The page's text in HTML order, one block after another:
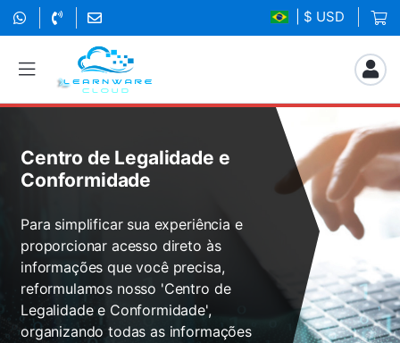
| $ USD
Centro de Legalidade e
Conformidade
Para simplificar sua experiência e
proporcionar acesso direto às
informações que você precisa,
reformulamos nosso 'Centro de
Legalidade e Conformidade',
organizando todas as informações